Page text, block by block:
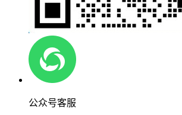
公众号客服